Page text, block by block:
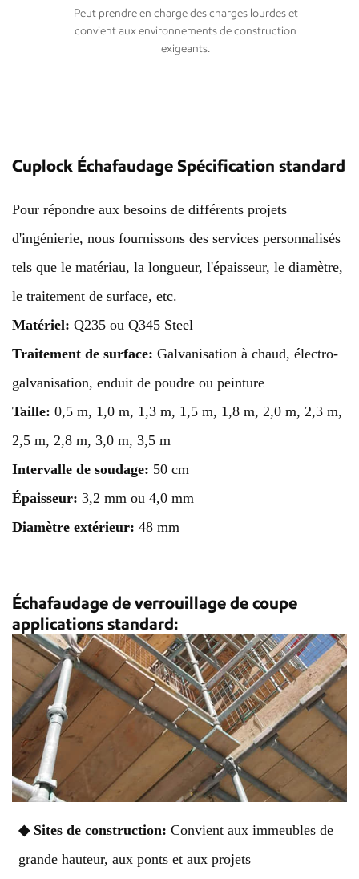
Peut prendre en charge des charges lourdes et
convient aux environnements de construction
exigeants.
Cuplock Échafaudage Spécification standard
Pour répondre aux besoins de différents projets
d'ingénierie, nous fournissons des services personnalisés
tels que le matériau, la longueur, l'épaisseur, le diamètre,
le traitement de surface, etc.
Matériel: Q235 ou Q345 Steel
Traitement de surface: Galvanisation à chaud, électro-
galvanisation, enduit de poudre ou peinture
Taille: 0,5 m, 1,0 m, 1,3 m, 1,5 m, 1,8 m, 2,0 m, 2,3 m,
2,5 m, 2,8 m, 3,0 m, 3,5 m
Intervalle de soudage: 50 cm
Épaisseur: 3,2 mm ou 4,0 mm
Diamètre extérieur: 48 mm
Échafaudage de verrouillage de coupe
applications standard:
◆ Sites de construction:Convient aux immeubles de
grande hauteur, aux ponts et aux projets